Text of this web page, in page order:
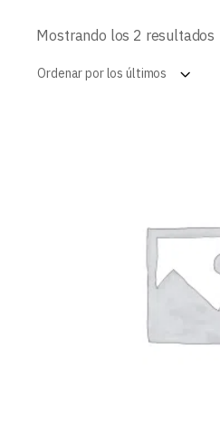
Mostrando los 2 resultados
Ordenar por los últimos